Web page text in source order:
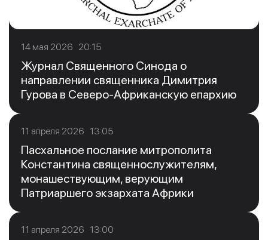
14 мая 2026 20:15
Журнал Священного Синода о
направлении священника Димитрия
Гурова в Северо-Африканскую епархию
11 апреля 2026 13:05
Пасхальное послание митрополита
Константина священнослужителям,
монашествующим, верующим
Патриаршего экзархата Африки
11 апреля 2026 13:00